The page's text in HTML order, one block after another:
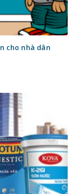
cho nhà dân